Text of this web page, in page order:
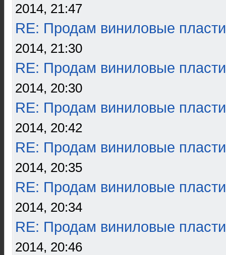
2014, 21:47
RE: Продам виниловые
2014, 21:30
RE: Продам виниловые
2014, 20:30
RE: Продам виниловые
2014, 20:42
RE: Продам виниловые
2014, 20:35
RE: Продам виниловые
2014, 20:34
RE: Продам виниловые
2014, 20:46